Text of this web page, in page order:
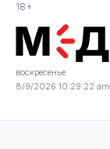
18+
воскресенье
8/9/2026 10:29:22 am